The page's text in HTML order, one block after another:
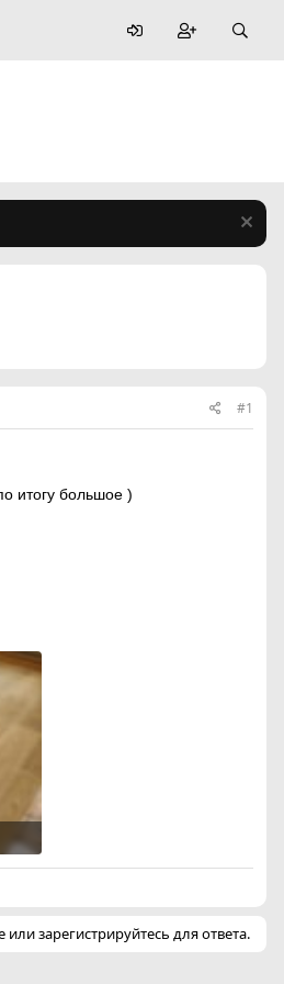
#1
итогу большое )
или зарегистрируйтесь для ответа.